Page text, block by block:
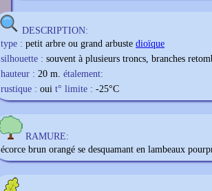
DESCRIPTION:
type : petit arbre ou grand arbuste dioïque
silhouette : souvent à plusieurs troncs, branches
hauteur : 20 m. étalement:
rustique : oui t° limite : -25°C
RAMURE:
écorce brun orangé se desquamant en lambeaux